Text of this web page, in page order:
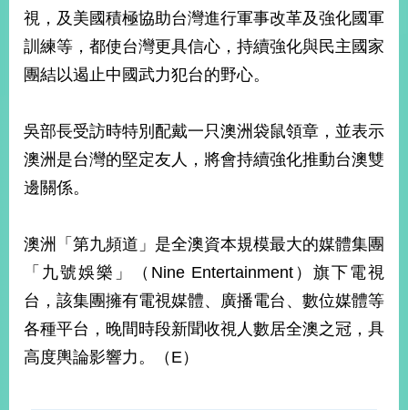
國
際
傳
府
資
開
民
服
務
視，及美國積極協助台灣進行軍事改革及強化國軍
訓練等，都使台灣更具信心，持續強化與民主國家
團結以遏止中國武力犯台的野心。
吳部長受訪時特別配戴一只澳洲袋鼠領章，並表示
澳洲是台灣的堅定友人，將會持續強化推動台澳雙
邊關係。
澳洲「第九頻道」是全澳資本規模最大的媒體集團
「九號娛樂」（Nine Entertainment）旗下電視
台，該集團擁有電視媒體、廣播電台、數位媒體等
各種平台，晚間時段新聞收視人數居全澳之冠，具
高度輿論影響力。（E）